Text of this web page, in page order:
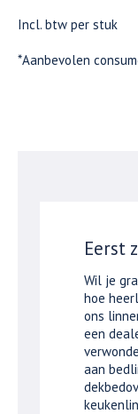
Incl. btw per stuk
*Aanbevolen
Eerst
Wil je
hoe
ons
een
aan